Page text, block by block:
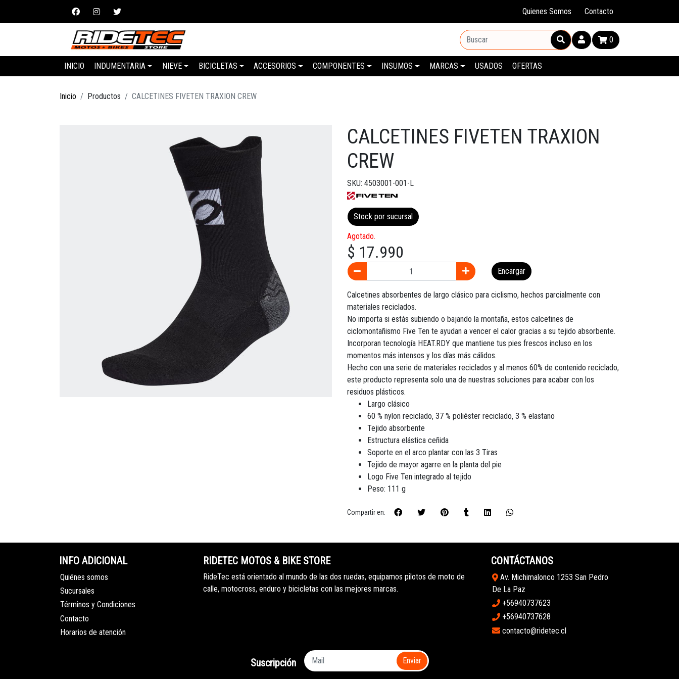
Quienes Somos Contacto
0
INICIO INDUMENTARIA NIEVE BICICLETAS ACCESORIOS COMPONENTES INSUMOS MARCAS USADOS OFERTAS
Inicio Productos CALCETINES FIVETEN TRAXION CREW
CALCETINES FIVETEN TRAXION
CREW
SKU: 4503001-001-L
Stock por sucursal
Agotado.
$ 17.990
Encargar
Calcetines absorbentes de largo clásico para ciclismo, hechos parcialmente con
materiales reciclados.
No importa si estás subiendo o bajando la montaña, estos calcetines de
ciclomontañismo Five Ten te ayudan a vencer el calor gracias a su tejido absorbente.
Incorporan tecnología HEAT.RDY que mantiene tus pies frescos incluso en los
momentos más intensos y los días más cálidos.
Hecho con una serie de materiales reciclados y al menos 60% de contenido reciclado,
este producto representa solo una de nuestras soluciones para acabar con los
residuos plásticos.
Largo clásico
60 % nylon reciclado, 37 % poliéster reciclado, 3 % elastano
Tejido absorbente
Estructura elástica ceñida
Soporte en el arco plantar con las 3 Tiras
Tejido de mayor agarre en la planta del pie
Logo Five Ten integrado al tejido
Peso: 111 g
Compartir en:
INFO ADICIONAL
Quiénes somos
Sucursales
Términos y Condiciones
Contacto
Horarios de atención
RIDETEC MOTOS & BIKE STORE
RideTec está orientado al mundo de las dos ruedas, equipamos pilotos de moto de
calle, motocross, enduro y bicicletas con las mejores marcas.
CONTÁCTANOS
Av. Michimalonco 1253 San Pedro
De La Paz
+56940737623
+56940737628
contacto@ridetec.cl
Suscripción Enviar